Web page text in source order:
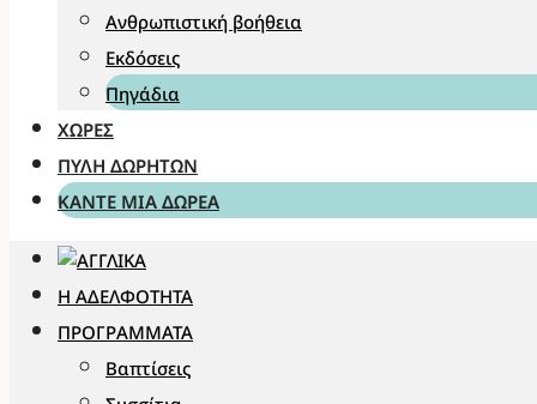
Ανθρωπιστική βοήθεια
Εκδόσεις
Πηγάδια
ΧΏΡΕΣ
ΠΎΛΗ ΔΩΡΗΤΏΝ
ΚΆΝΤΕ ΜΊΑ ΔΩΡΕΆ
Η ΑΔΕΛΦΌΤΗΤΑ
ΠΡΟΓΡΆΜΜΑΤΑ
Βαπτίσεις